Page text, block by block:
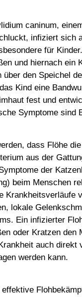
caninum,
infiziert sich
für
und hiernach ein
den Speichel
Kind eine
fest und
Symptome sind
dass Flöhe
aus der
der
beim Menschen
Krankheitsverläufe
lokale
Ein infizierter
oder Kratzen den
auch direkt
werden kann.